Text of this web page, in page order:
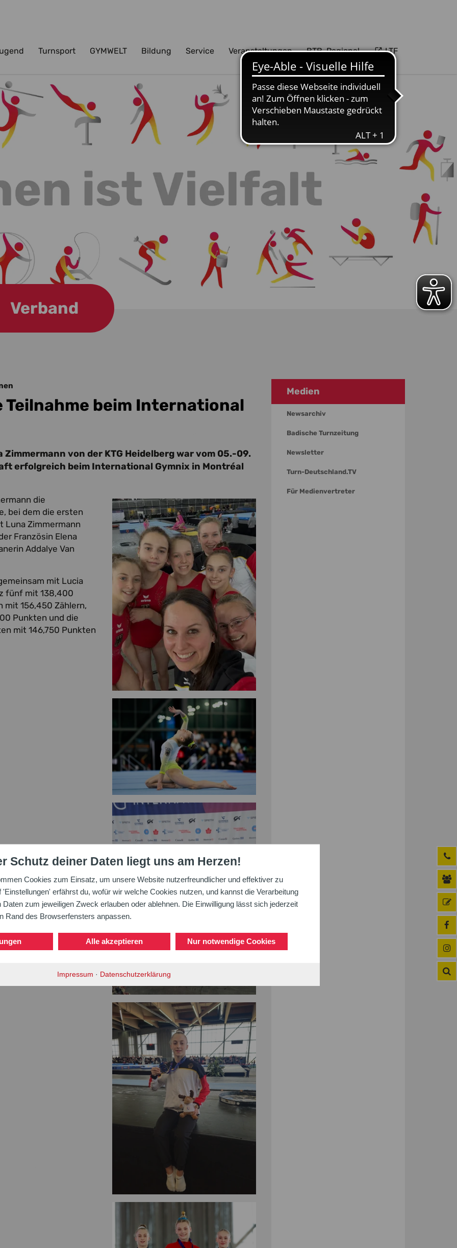
Schutz deiner Daten liegt uns am Herzen!
Cookies zum Einsatz, um unsere Website nutzerfreundlicher und effektiver zu
erfährst du, wofür wir welche Cookies nutzen, und kannst die Verarbeitung
zum jeweiligen Zweck erlauben oder ablehnen. Die Einwilligung lässt sich jederzeit
Rand des Browserfensters anpassen.
Alle akzeptieren Nur notwendige Cookies
Impressum · Datenschutzerklärung
Turnsport GYMWELT Bildung Service Veranstaltungen BTB-Regional LTF
Verband
beim International
von der KTG Heidelberg war vom 05.-09.
erfolgreich beim International Gymnix in Montréal
die
bei dem die ersten
Luna Zimmermann
Französin Elena
Addalye Van
mit Lucia
fünf mit 138,400
mit 156,450 Zählern,
Punkten und die
mit 146,750 Punkten
Medien
Newsarchiv
Badische Turnzeitung
Newsletter
Turn-Deutschland.TV
Für Medienvertreter